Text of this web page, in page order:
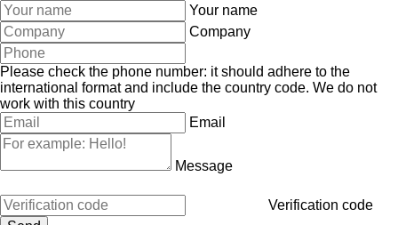
Your name
Company
Please check the phone number: it should adhere to the
international format and include the country code. We do not
work with this country
Email
Message
Verification code